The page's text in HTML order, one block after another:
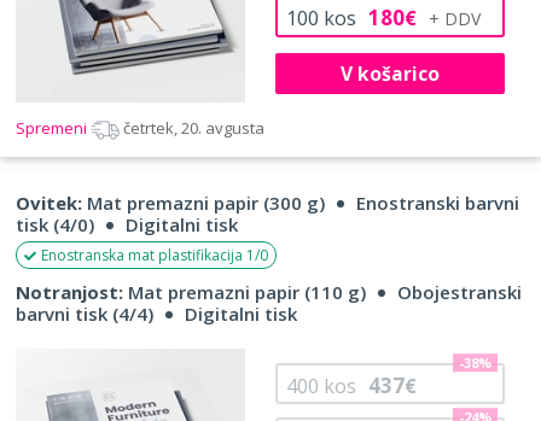
100 kos 180€
V košarico
Spremeni četrtek, 20. avgusta
Ovitek: Mat premazni papir (300 g)
Enostranski barvni
tisk (4/0)
Digitalni tisk
Enostranska mat plastifikacija 1/0
Notranjost: Mat premazni papir (110 g)
Obojestranski
barvni tisk (4/4)
Digitalni tisk
-24%
400 kos 437€
-38%